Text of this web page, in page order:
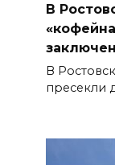
08
Более
пяти
07
В
В
пресекли